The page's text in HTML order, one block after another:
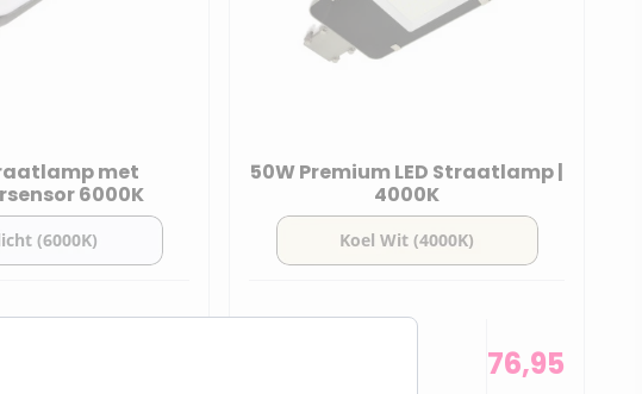
met
6000K
50W Premium LED Straatlamp |
4000K
76,95